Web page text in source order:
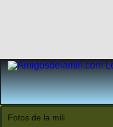
Fotos de la mili